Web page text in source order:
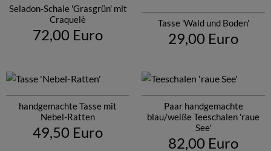
Seladon-Schale 'Grasgrün' mit
Craquelè
72,00 Euro
Tasse 'Wald und Boden'
29,00 Euro
handgemachte Tasse mit
Nebel-Ratten
49,50 Euro
Paar handgemachte
blau/weiße Teeschalen 'raue
See'
82,00 Euro